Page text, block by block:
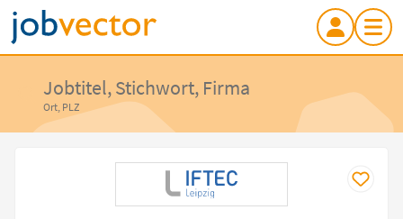
Jobtitel, Stichwort, Firma
Ort, PLZ